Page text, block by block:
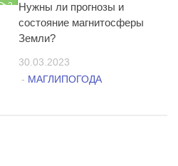
2
Нужны ли прогнозы и
состояние магнитосферы
Земли?
30.03.2023
- МАГЛИПОГОДА